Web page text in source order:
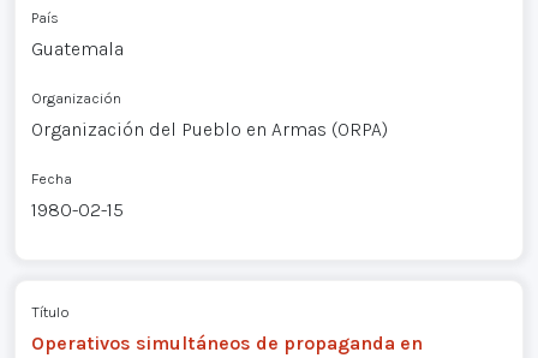
País
Guatemala
Organización
Organización del Pueblo en Armas (ORPA)
Fecha
1980-02-15
Título
Operativos simultáneos de propaganda en